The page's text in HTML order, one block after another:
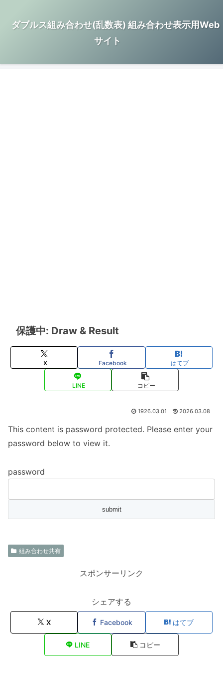
ダブルス組み合わせ(乱数表) 組み合わせ表示用Web
サイト
保護中: Draw & Result
X Facebook はてブ
LINE コピー
1926.03.01 2026.03.08
This content is password protected. Please enter your
password below to view it.
password
組み合わせ共有
スポンサーリンク
シェアする
X Facebook はてブ
LINE コピー